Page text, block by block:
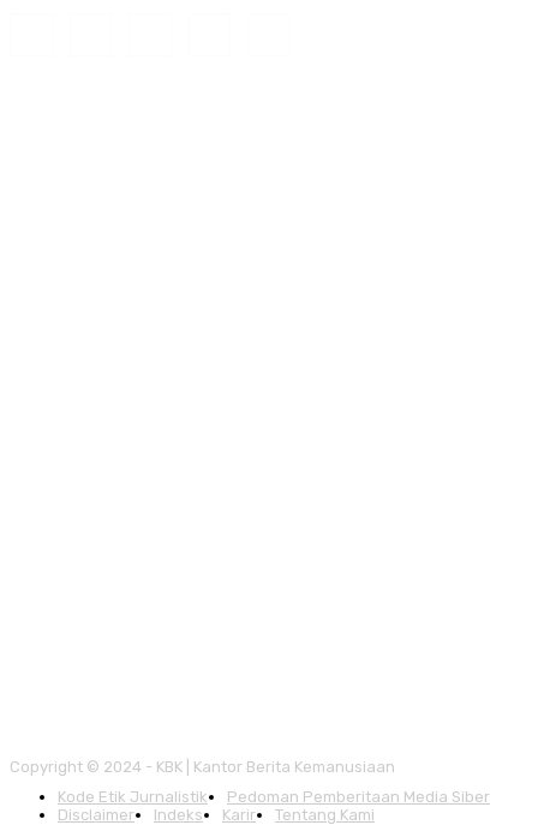
Copyright © 2024 - KBK | Kantor Berita Kemanusiaan
Kode Etik Jurnalistik
Pedoman Pemberitaan Media Siber
Disclaimer
Indeks Karir Tentang Kami